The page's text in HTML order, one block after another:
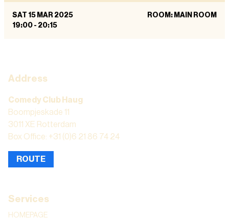
SAT 15 MAR 2025
19:00 - 20:15
ROOM: MAIN ROOM
Address
Comedy Club Haug
Boompjeskade 11
3011 XE Rotterdam
Box Office: +31 (0)6 21 86 74 24
ROUTE
Services
HOMEPAGE